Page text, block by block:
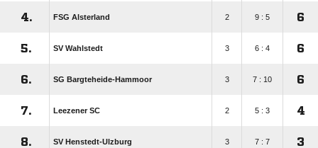
4. FSG Alsterland 2 9 : 5 6
5. SV Wahlstedt 3 6 : 4 6
6. SG Bargteheide-Hammoor 3 7 : 10 6
7. Leezener SC 2 5 : 3 4
8. SV Henstedt-Ulzburg 3 7 : 7 3